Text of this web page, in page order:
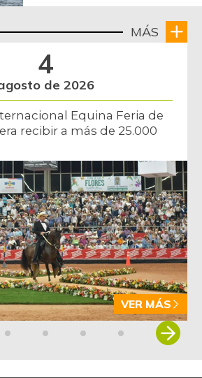
MÁS
4
de 2026
Equina Feria de
recibir a más de 25.000
VER MÁS